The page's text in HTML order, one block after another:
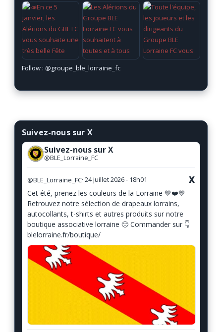
Follow : @groupe_ble_lorraine_fc
Suivez-nous sur X
Suivez-nous sur X
@BLE_Lorraine_FC
@BLE_Lorraine_FC· 24 juillet 2026 - 18h01 X
Cet été, prenez les couleurs de la Lorraine 💛❤️💛
Retrouvez notre sélection de drapeaux lorrains,
autocollants, t-shirts et autres produits sur notre
boutique associative lorraine 🙂 Commander sur 👇
blelorraine.fr/boutique/